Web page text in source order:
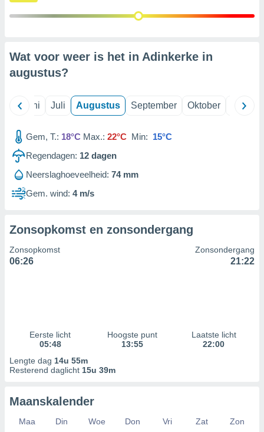
Wat voor weer is het in Adinkerke in
augustus?
Juni Juli Augustus September Oktober
Gem, T.: 18°C Max.: 22°C Min: 15°C
Regendagen: 12 dagen
Neerslaghoeveelheid: 74 mm
Gem. wind: 4 m/s
Zonsopkomst en zonsondergang
Zonsopkomst
06:26
Zonsondergang
21:22
Eerste licht
05:48
Hoogste punt
13:55
Laatste licht
22:00
Lengte dag 14u 55m
Resterend daglicht 15u 39m
Maanskalender
Maa Din Woe Don Vri Zat
Zon